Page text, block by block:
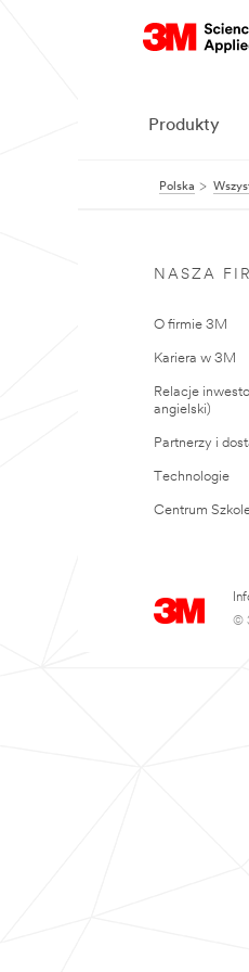
Produkty
Polska
NASZA
O firmie 3M
Kariera w 3M
Relacje
angielski)
Partnerzy i
Technologie
Centrum
©